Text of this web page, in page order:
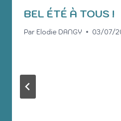
BEL ÉTÉ À TOUS !
Par Elodie DANGY 03/07/